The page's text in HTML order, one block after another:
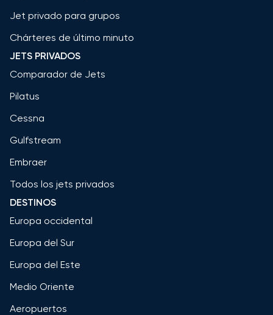
Jet privado para grupos
Chárteres de último minuto
JETS PRIVADOS
Comparador de Jets
Pilatus
Cessna
Gulfstream
Embraer
Todos los jets privados
DESTINOS
Europa occidental
Europa del Sur
Europa del Este
Medio Oriente
Aeropuertos